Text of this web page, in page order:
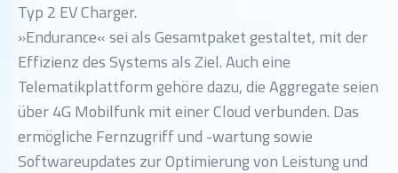
Typ 2 EV Charger.
»Endurance« sei als Gesamtpaket gestaltet, mit der
Effizienz des Systems als Ziel. Auch eine
Telematikplattform gehöre dazu, die Aggregate seien
über 4G Mobilfunk mit einer Cloud verbunden. Das
ermögliche Fernzugriff und -wartung sowie
Softwareupdates zur Optimierung von Leistung und